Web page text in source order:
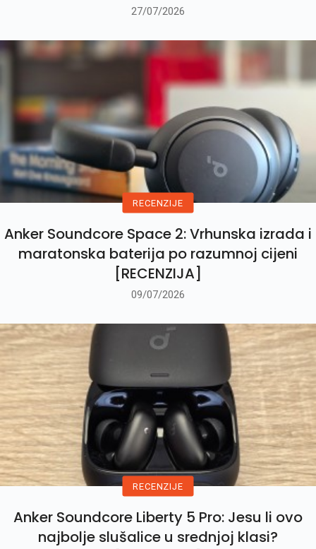
27/07/2026
RECENZIJE
Anker Soundcore Space 2: Vrhunska izrada i
maratonska baterija po razumnoj cijeni
[RECENZIJA]
09/07/2026
RECENZIJE
Anker Soundcore Liberty 5 Pro: Jesu li ovo
najbolje slušalice u srednjoj klasi?